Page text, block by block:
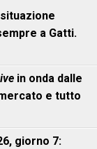
a Gatti.
in onda dalle
e tutto
giorno 7: